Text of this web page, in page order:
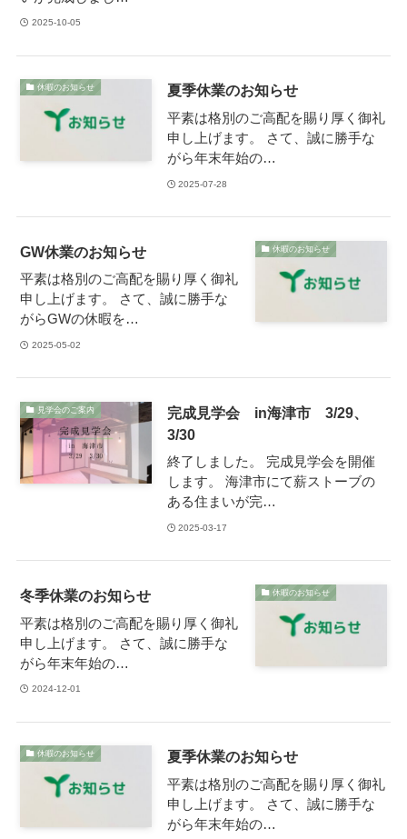
2025-10-05
休暇のお知らせ 夏季休業のお知らせ
平素は格別のご高配を賜り厚く御礼
申し上げます。 さて、誠に勝手な
がら年末年始の…
2025-07-28
休暇のお知らせ
GW休業のお知らせ
平素は格別のご高配を賜り厚く御礼
申し上げます。 さて、誠に勝手な
がらGWの休暇を…
2025-05-02
見学会のご案内
完成見学会 in海津市 3/29、
3/30
終了しました。 完成見学会を開催
します。 海津市にて薪ストーブの
ある住まいが完…
2025-03-17
休暇のお知らせ
冬季休業のお知らせ
平素は格別のご高配を賜り厚く御礼
申し上げます。 さて、誠に勝手な
がら年末年始の…
2024-12-01
休暇のお知らせ 夏季休業のお知らせ
平素は格別のご高配を賜り厚く御礼
申し上げます。 さて、誠に勝手な
がら年末年始の…